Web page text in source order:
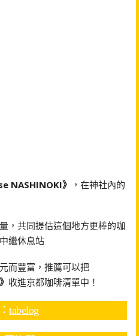
NASHINOKI》
，在神社內的
，共同提估這個地方更棒的咖
繼休息站
而豐富，推薦可以把
收進京都咖啡清單中！
tabelog